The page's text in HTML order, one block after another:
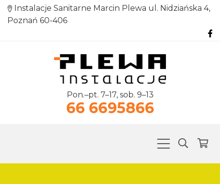
Instalacje Sanitarne Marcin Plewa ul. Nidziańska 4,
Poznań 60-406
Pon.–pt. 7–17, sob. 9–13
66 6695866